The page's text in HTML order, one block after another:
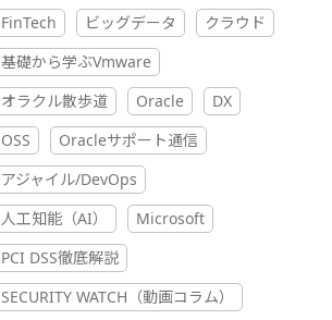
FinTech
ビッグデータ
クラウド
基礎から学ぶVmware
オラクル散歩道
Oracle
DX
OSS
Oracleサポート通信
アジャイル/DevOps
人工知能（AI）
Microsoft
PCI DSS徹底解説
SECURITY WATCH（動画コラム）